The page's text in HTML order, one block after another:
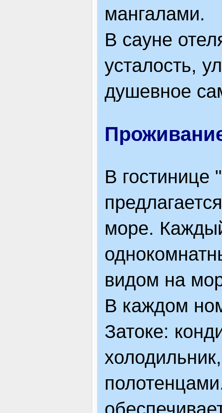
мангалами.
В сауне
усталость,
душевное
В гостинице
море.
видом на
В каждом
Затоке: